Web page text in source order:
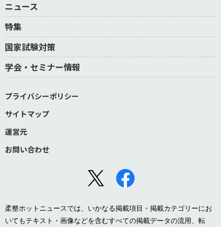
ニュース
特集
国家試験対策
学会・セミナー情報
プライバシーポリシー
サイトマップ
運営元
お問い合わせ
柔整ホットニュースでは、いかなる掲載項目・掲載カテゴリーにお
いてもテキスト・画像などを含むすべての掲載データの流用、転